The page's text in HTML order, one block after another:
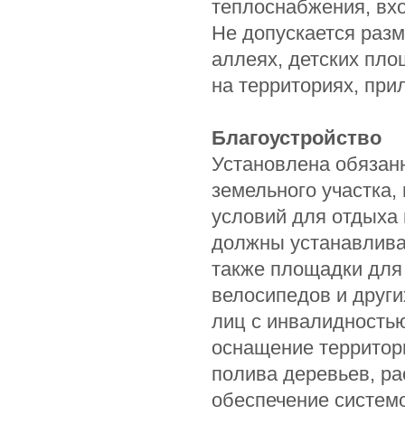
теплоснабжения,
Не допускается
аллеях, детских
на территориях,
Благоустройство
Установлена
земельного
условий для
должны
также площадки
велосипедов и
лиц с
оснащение
полива деревьев,
обеспечение